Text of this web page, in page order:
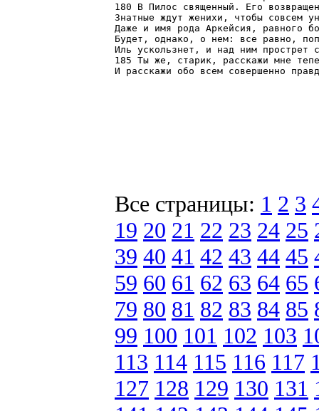
180 В Пилос священный. Его
Знатные ждут женихи, чтобы совсем
Даже и имя рода Аркейсия, равного
Будет, однако, о нем: все равно,
Иль ускользнет, и над ним прострет
185 Ты же, старик, расскажи мне
И расскажи обо всем совершенно
Все страницы: 1 2 3
19 20 21 22 23 24 25
39 40 41 42 43 44 45
59 60 61 62 63 64 65
79 80 81 82 83 84 85
99 100 101 102 103
113 114 115 116 117
127 128 129 130 131